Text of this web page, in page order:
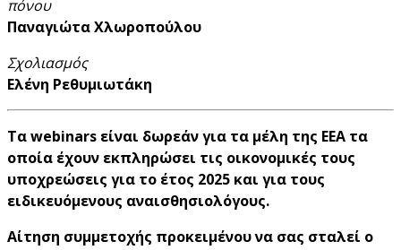
πόνου
Παναγιώτα Χλωροπούλου
Σχολιασμός
Ελένη Ρεθυμιωτάκη
Τα webinars είναι δωρεάνγια τα μέλη της ΕΕΑ τα
οποία έχουν εκπληρώσει τις οικονομικές τους
υποχρεώσεις για το έτος 2025 και για τους
ειδικευόμενους αναισθησιολόγους.
Αίτηση συμμετοχής προκειμένου να σας σταλεί ο